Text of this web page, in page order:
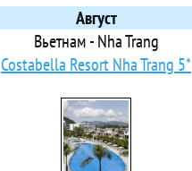
Август
Вьетнам - Nha Trang
Costabella Resort Nha Trang 5*